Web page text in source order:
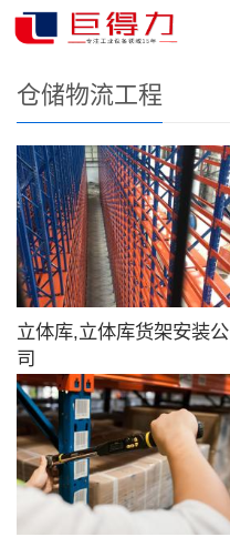
您的位置：网站首页
仓储物流工程
立体库,立体库货架安装公
司